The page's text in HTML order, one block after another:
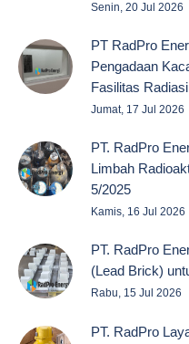
Senin, 20 Jul 2026
PT RadPro
Pengadaan
Fasilitas Radiasi
Jumat, 17 Jul 2026
PT. RadPro
Limbah
5/2025
Kamis, 16 Jul 2026
PT. RadPro
(Lead Brick)
Rabu, 15 Jul 2026
PT. RadPro